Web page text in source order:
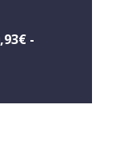
-